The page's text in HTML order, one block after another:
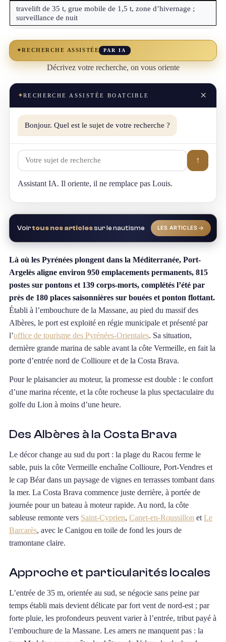
travelift de 35 t, grue mobile de 1,5 t, zone d’hivernage ;
surveillance de nuit
✦RECHERCHE ASSISTÉE PAR IA
Décrivez votre recherche, on vous oriente
✦RECHERCHE ASSISTÉE BOATCIBLE ×
Bonjour. Quel est le sujet de votre recherche ?
↑
Assistant IA. Il oriente, il ne remplace pas Louis.
Voir tous nos articlessur le nautisme LES ARTICLES
Là où les Pyrénées plongent dans la Méditerranée, Port-
Argelès aligne environ 950 emplacements permanents, 815
postes sur pontons et 139 corps-morts, complétés l’été par
près de 180 places saisonnières sur bouées et ponton flottant.
Établi à l’embouchure de la Massane, au pied du massif des
Albères, le port est exploité en régie municipale et présenté par
l’office de tourisme des Pyrénées-Orientales. Sa situation,
dernière grande marina de sable avant la côte Vermeille, en fait la
porte d’entrée nord de Collioure et de la Costa Brava.
Pour le plaisancier au moteur, la promesse est double : le confort
d’une marina récente, et la côte rocheuse la plus spectaculaire du
golfe du Lion à moins d’une heure.
Des Albères à la Costa Brava
Le décor change au sud du port : la plage du Racou ferme le
sable, puis la côte Vermeille enchaîne Collioure, Port-Vendres et
le cap Béar dans un paysage de vignes en terrasses tombant dans
la mer. La Costa Brava commence juste derrière, à portée de
journée pour un bateau à moteur rapide. Au nord, la côte
sableuse remonte vers Saint-Cyprien, Canet-en-Roussillon et Le
Barcarès, avec le Canigou en toile de fond les jours de
tramontane claire.
Approche et particularités locales
L’entrée de 35 m, orientée au sud, se négocie sans peine par
temps établi mais devient délicate par fort vent de nord-est ; par
forte pluie, les profondeurs peuvent varier à l’entrée, tribut payé à
l’embouchure de la Massane. Les amers ne manquent pas : la